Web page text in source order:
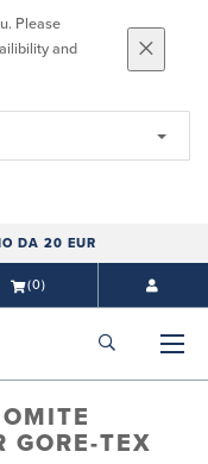
Please
and
DA 20 EUR
(0)
GORE-TEX